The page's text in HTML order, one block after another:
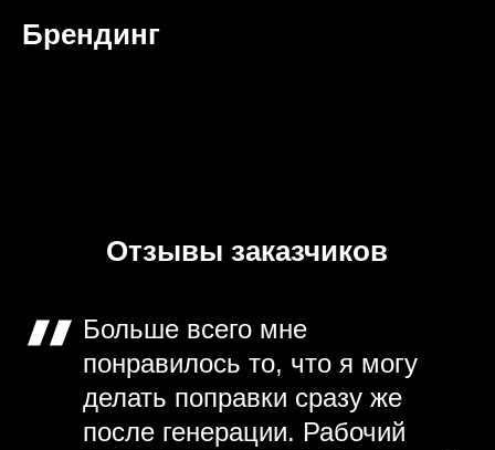
Брендинг
Отзывы заказчиков
Больше всего мне
понравилось то, что я могу
делать поправки сразу же
после генерации. Рабочий